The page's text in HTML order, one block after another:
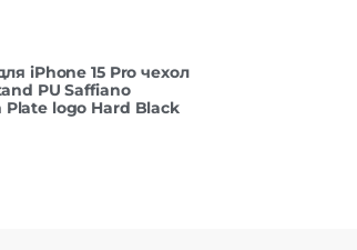
iPhone 15 Pro чехол
PU Saffiano
Plate logo Hard Black